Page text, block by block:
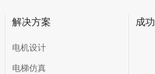
解决方案
电机设计
电梯仿真
成